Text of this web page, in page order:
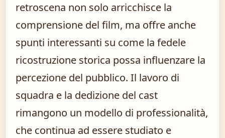
retroscena non solo arricchisce la
comprensione del film, ma offre anche
spunti interessanti su come la fedele
ricostruzione storica possa influenzare la
percezione del pubblico. Il lavoro di
squadra e la dedizione del cast
rimangono un modello di professionalità,
che continua ad essere studiato e